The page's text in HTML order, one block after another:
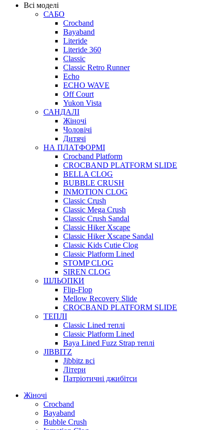
Всі моделі
САБО
Crocband
Bayaband
Literide
Literide 360
Classic
Classic Retro Runner
Echo
ECHO WAVE
Off Court
Yukon Vista
САНДАЛІ
Жіночі
Чоловічі
Дитячі
НА ПЛАТФОРМІ
Crocband Platform
CROCBAND PLATFORM SLIDE
BELLA CLOG
BUBBLE CRUSH
INMOTION CLOG
Classic Crush
Classic Mega Crush
Classic Crush Sandal
Classic Hiker Xscape
Classic Hiker Xscape Sandal
Classic Kids Cutie Clog
Classic Platform Lined
STOMP CLOG
SIREN CLOG
ШЛЬОПКИ
Flip-Flop
Mellow Recovery Slide
CROCBAND PLATFORM SLIDE
ТЕПЛІ
Classic Lined теплі
Classic Platform Lined
Baya Lined Fuzz Strap теплі
JIBBITZ
Jibbitz всі
Літери
Патріотичні джибітси
Жіночі
Crocband
Bayaband
Bubble Crush